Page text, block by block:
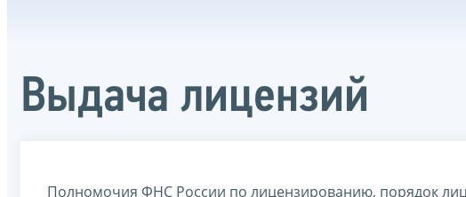
Выдача лицензий
Полномочия ФНС России по лицензированию, порядок